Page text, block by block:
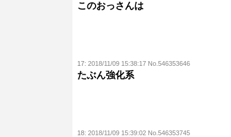
このおっさんは
17: 2018/11/09 15:38:17 No.546353646
たぶん強化系
18: 2018/11/09 15:39:02 No.546353745